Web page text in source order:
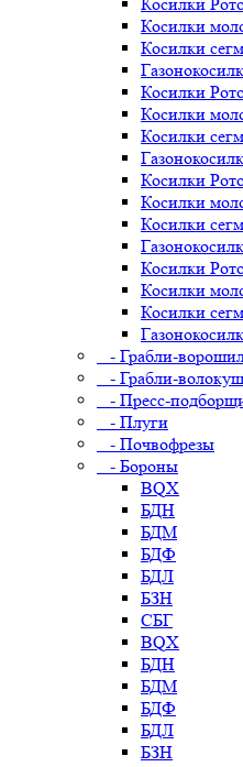
Косилки
Косилки
Косилки
Косилки
Косилки
Косилки
Косилки
Косилки
Косилки
Косилки
Косилки
- Грабли-
- Грабли-
- Пресс-
- Плуги
- Почвофрезы
- Бороны
BQX
БДН
БДМ
БДФ
БДЛ
БЗН
СБГ
BQX
БДН
БДМ
БДФ
БДЛ
БЗН